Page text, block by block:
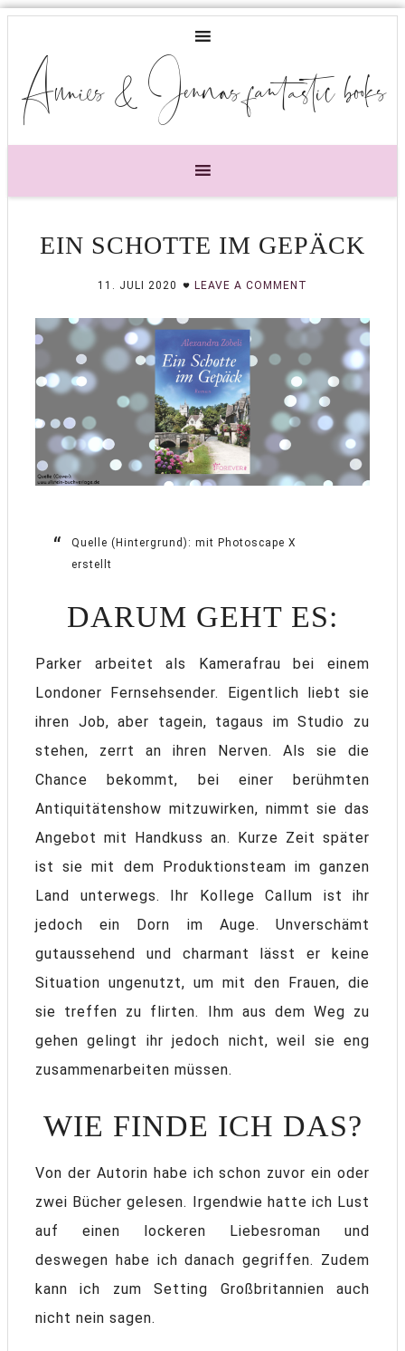
Annies & Jennas fantastic books
EIN SCHOTTE IM GEPÄCK
11. JULI 2020 LEAVE A COMMENT
Quelle (Hintergrund): mit Photoscape X
erstellt
DARUM GEHT ES:
Parker arbeitet als Kamerafrau bei einem
Londoner Fernsehsender. Eigentlich liebt sie
ihren Job, aber tagein, tagaus im Studio zu
stehen, zerrt an ihren Nerven. Als sie die
Chance bekommt, bei einer berühmten
Antiquitätenshow mitzuwirken, nimmt sie das
Angebot mit Handkuss an. Kurze Zeit später
ist sie mit dem Produktionsteam im ganzen
Land unterwegs. Ihr Kollege Callum ist ihr
jedoch ein Dorn im Auge. Unverschämt
gutaussehend und charmant lässt er keine
Situation ungenutzt, um mit den Frauen, die
sie treffen zu flirten. Ihm aus dem Weg zu
gehen gelingt ihr jedoch nicht, weil sie eng
zusammenarbeiten müssen.
WIE FINDE ICH DAS?
Von der Autorin habe ich schon zuvor ein oder
zwei Bücher gelesen. Irgendwie hatte ich Lust
auf einen lockeren Liebesroman und
deswegen habe ich danach gegriffen. Zudem
kann ich zum Setting Großbritannien auch
nicht nein sagen.